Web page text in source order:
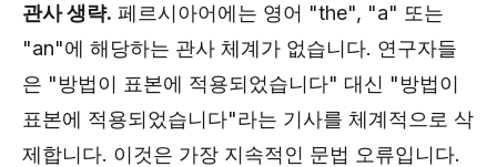
관사 생략. 페르시아어에는 영어 "the", "a" 또는
"an"에 해당하는 관사 체계가 없습니다. 연구자들
은 "방법이 표본에 적용되었습니다" 대신 "방법이
표본에 적용되었습니다"라는 기사를 체계적으로 삭
제합니다. 이것은 가장 지속적인 문법 오류입니다.